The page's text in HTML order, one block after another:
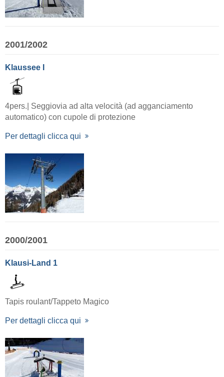
2001/2002
Klaussee I
4pers.| Seggiovia ad alta velocità (ad agganciamento
automatico) con cupole di protezione
Per dettagli clicca qui
2000/2001
Klausi-Land 1
Tapis roulant/Tappeto Magico
Per dettagli clicca qui